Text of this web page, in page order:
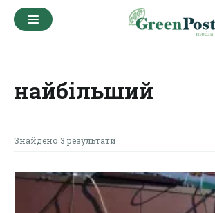
найбільший
Знайдено 3 результати